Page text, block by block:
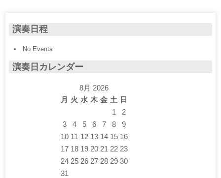
演奏日程
No Events
演奏日カレンダー
8月 2026
月 火 水 木 金 土 日
1
2
3
4 5 6 7 8
9
10 11 12 13 14 15 16
17 18 19 20 21 22 23
24 25 26 27 28 29 30
31